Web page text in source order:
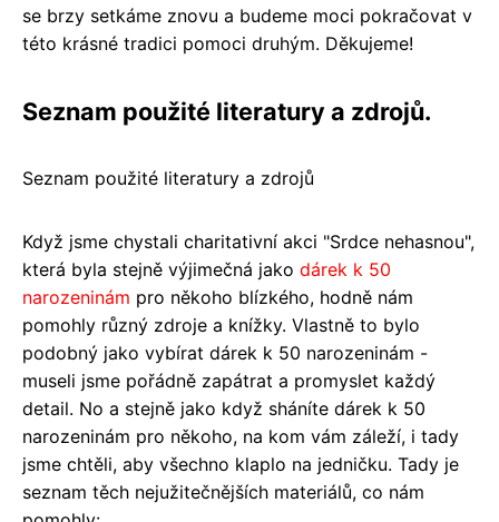
se brzy setkáme znovu a budeme moci pokračovat v
této krásné tradici pomoci druhým. Děkujeme!
Seznam použité literatury a zdrojů.
Seznam použité literatury a zdrojů
Když jsme chystali charitativní akci "Srdce nehasnou",
která byla stejně výjimečná jako dárek k 50
narozeninám pro někoho blízkého, hodně nám
pomohly různý zdroje a knížky. Vlastně to bylo
podobný jako vybírat dárek k 50 narozeninám -
museli jsme pořádně zapátrat a promyslet každý
detail. No a stejně jako když sháníte dárek k 50
narozeninám pro někoho, na kom vám záleží, i tady
jsme chtěli, aby všechno klaplo na jedničku. Tady je
seznam těch nejužitečnějších materiálů, co nám